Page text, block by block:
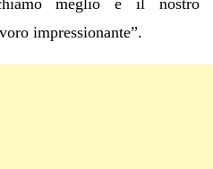
impressionante”.